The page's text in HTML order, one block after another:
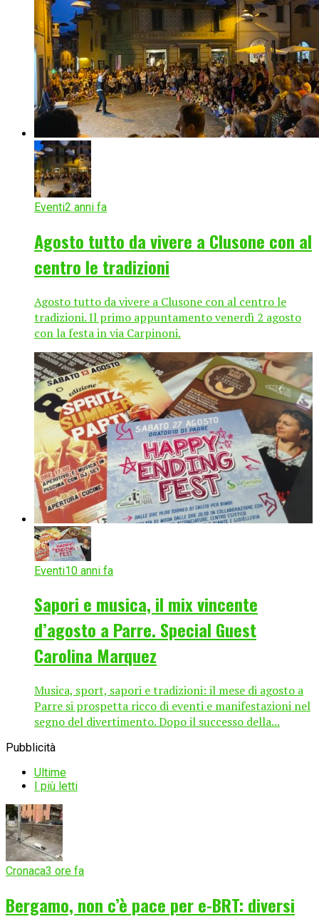
Eventi2 anni fa
Agosto tutto da vivere a Clusone con al
centro le tradizioni
Agosto tutto da vivere a Clusone con al centro le
tradizioni. Il primo appuntamento venerdì 2 agosto
con la festa in via Carpinoni.
Eventi10 anni fa
Sapori e musica, il mix vincente
d’agosto a Parre. Special Guest
Carolina Marquez
Musica, sport, sapori e tradizioni: il mese di agosto a
Parre si prospetta ricco di eventi e manifestazioni nel
segno del divertimento. Dopo il successo della...
Pubblicità
Ultime
I più letti
Cronaca3 ore fa
Bergamo, non c’è pace per e-BRT: diversi